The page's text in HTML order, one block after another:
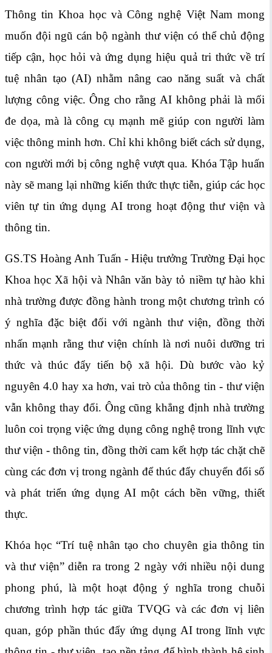
Thông tin Khoa học và Công nghệ Việt Nam mong
muốn đội ngũ cán bộ ngành thư viện có thể chủ động
tiếp cận, học hỏi và ứng dụng hiệu quả tri thức về trí
tuệ nhân tạo (AI) nhằm nâng cao năng suất và chất
lượng công việc. Ông cho rằng AI không phải là mối
đe dọa, mà là công cụ mạnh mẽ giúp con người làm
việc thông minh hơn. Chỉ khi không biết cách sử dụng,
con người mới bị công nghệ vượt qua. Khóa Tập huấn
này sẽ mang lại những kiến thức thực tiễn, giúp các học
viên tự tin ứng dụng AI trong hoạt động thư viện và
thông tin.
GS.TS Hoàng Anh Tuấn - Hiệu trưởng Trường Đại học
Khoa học Xã hội và Nhân văn bày tỏ niềm tự hào khi
nhà trường được đồng hành trong một chương trình có
ý nghĩa đặc biệt đối với ngành thư viện, đồng thời
nhấn mạnh rằng thư viện chính là nơi nuôi dưỡng tri
thức và thúc đẩy tiến bộ xã hội. Dù bước vào kỷ
nguyên 4.0 hay xa hơn, vai trò của thông tin - thư viện
vẫn không thay đổi. Ông cũng khẳng định nhà trường
luôn coi trọng việc ứng dụng công nghệ trong lĩnh vực
thư viện - thông tin, đồng thời cam kết hợp tác chặt chẽ
cùng các đơn vị trong ngành để thúc đẩy chuyển đổi số
và phát triển ứng dụng AI một cách bền vững, thiết
thực.
Khóa học “Trí tuệ nhân tạo cho chuyên gia thông tin
và thư viện” diễn ra trong 2 ngày với nhiều nội dung
phong phú, là một hoạt động ý nghĩa trong chuỗi
chương trình hợp tác giữa TVQG và các đơn vị liên
quan, góp phần thúc đẩy ứng dụng AI trong lĩnh vực